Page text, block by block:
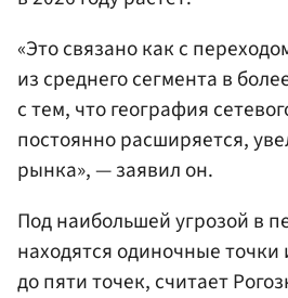
«Это связано как с
из среднего сегмента в
с тем, что география
постоянно расширяется,
рынка», — заявил он.
Под наибольшей угрозой в
находятся одиночные
до пяти точек, считает